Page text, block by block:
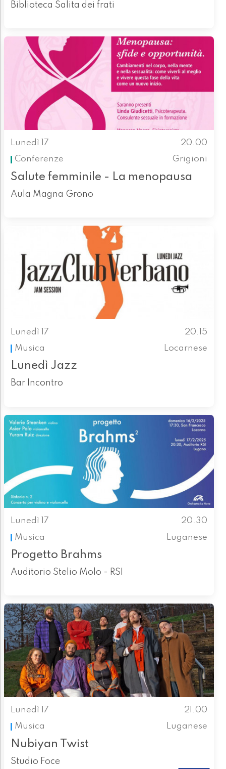
Biblioteca Salita dei frati
Lunedì 17
20.00
Conferenze
Grigioni
Salute femminile - La menopausa
Aula Magna Grono
Lunedì 17
20.15
Musica
Locarnese
Lunedì Jazz
Bar Incontro
Lunedì 17
20.30
Musica
Luganese
Progetto Brahms
Auditorio Stelio Molo - RSI
Lunedì 17
21.00
Musica
Luganese
Nubiyan Twist
Studio Foce